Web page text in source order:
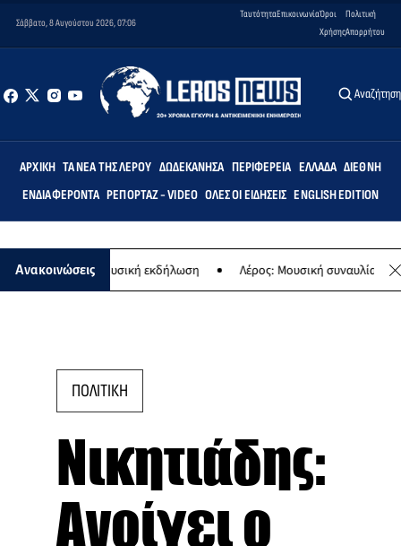
Σάββατο, 8 Αυγούστου 2026, 07:06
ΤαυτότηταΕπικοινωνίαΌροι
Χρήσης
Πολιτική
Απορρήτου
Αναζήτηση
ΑΡΧΙΚΉ ΤΑ ΝΈΑ ΤΗΣ ΛΈΡΟΥ ΔΩΔΕΚΆΝΗΣΑ ΠΕΡΙΦΈΡΕΙΑ ΕΛΛΆΔΑ ΔΙΕΘΝΉ
ΕΝΔΙΑΦΈΡΟΝΤΑ ΡΕΠΟΡΤΆΖ - VIDEO ΌΛΕΣ ΟΙ ΕΙΔΉΣΕΙΣ ENGLISH EDITION
Ανακοινώσεις- Μουσική εκδήλωση Λέρος: Μουσική συναυλία των
ΠΟΛΙΤΙΚΗ
Νικητιάδης:
Ανοίγει ο